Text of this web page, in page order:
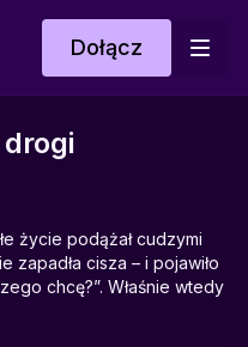
Dołącz
życie podążał cudzymi
zapadła cisza – i pojawiło
chcę?”. Właśnie wtedy
wielka wyprawa, ale